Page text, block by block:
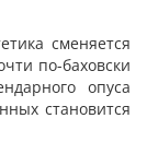
сменяется
по-баховски
опуса
становится